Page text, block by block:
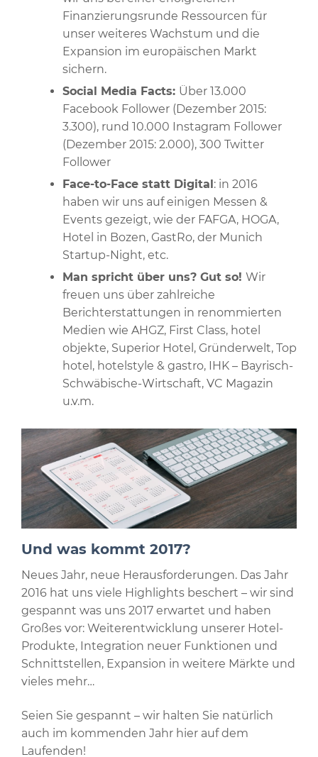
Finanzierungsrunde Ressourcen für
unser weiteres Wachstum und die
Expansion im europäischen Markt
sichern.
Social Media Facts: Über 13.000
Facebook Follower (Dezember 2015:
3.300), rund 10.000 Instagram Follower
(Dezember 2015: 2.000), 300 Twitter
Follower
Face-to-Face statt Digital : in 2016
haben wir uns auf einigen Messen &
Events gezeigt, wie der FAFGA, HOGA,
Hotel in Bozen, GastRo, der Munich
Startup-Night, etc.
Man spricht über uns? Gut so! Wir
freuen uns über zahlreiche
Berichterstattungen in renommierten
Medien wie AHGZ, First Class, hotel
objekte, Superior Hotel, Gründerwelt, Top
hotel, hotelstyle & gastro, IHK – Bayrisch-
Schwäbische-Wirtschaft, VC Magazin
u.v.m.
Und was kommt 2017?
Neues Jahr, neue Herausforderungen. Das Jahr
2016 hat uns viele Highlights beschert – wir sind
gespannt was uns 2017 erwartet und haben
Großes vor: Weiterentwicklung unserer Hotel-
Produkte, Integration neuer Funktionen und
Schnittstellen, Expansion in weitere Märkte und
vieles mehr…
Seien Sie gespannt – wir halten Sie natürlich
auch im kommenden Jahr hier auf dem
Laufenden!